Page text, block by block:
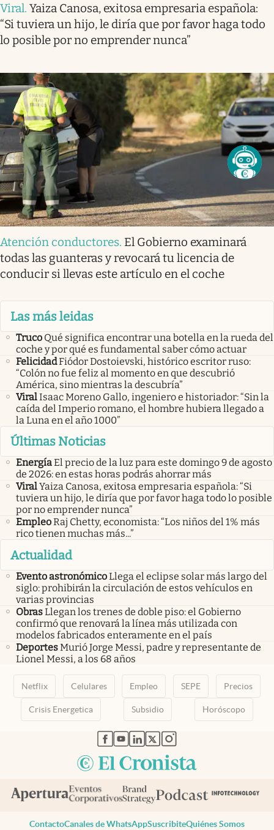
Viral. Yaiza Canosa, exitosa empresaria española:
“Si tuviera un hijo, le diría que por favor haga todo
lo posible por no emprender nunca”
Atención conductores. El Gobierno examinará
todas las guanteras y revocará tu licencia de
conducir si llevas este artículo en el coche
Las más leidas
Truco Qué significa encontrar una botella en la rueda del
coche y por qué es fundamental saber cómo actuar
FelicidadFiódor Dostoievski, histórico escritor ruso:
“Colón no fue feliz al momento en que descubrió
América, sino mientras la descubría”
ViralIsaac Moreno Gallo, ingeniero e historiador: “Sin la
caída del Imperio romano, el hombre hubiera llegado a
la Luna en el año 1000”
Últimas Noticias
EnergíaEl precio de la luz para este domingo 9 de agosto
de 2026: en estas horas podrás ahorrar más
ViralYaiza Canosa, exitosa empresaria española: “Si
tuviera un hijo, le diría que por favor haga todo lo posible
por no emprender nunca”
EmpleoRaj Chetty, economista: “Los niños del 1% más
rico tienen muchas más...”
Actualidad
Evento astronómicoLlega el eclipse solar más largo del
siglo: prohibirán la circulación de estos vehículos en
varias provincias
ObrasLlegan los trenes de doble piso: el Gobierno
confirmó que renovará la línea más utilizada con
modelos fabricados enteramente en el país
DeportesMurió Jorge Messi, padre y representante de
Lionel Messi, a los 68 años
Netflix Celulares Empleo SEPE Precios
Crisis Energetica Subsidio Horóscopo
abre en nueva pestaña
abre en nueva pestaña
abre en nueva pestaña
abre en nueva pestaña
abre en nueva pestaña
ContactoCanales de WhatsAppSuscribiteQuiénes Somos